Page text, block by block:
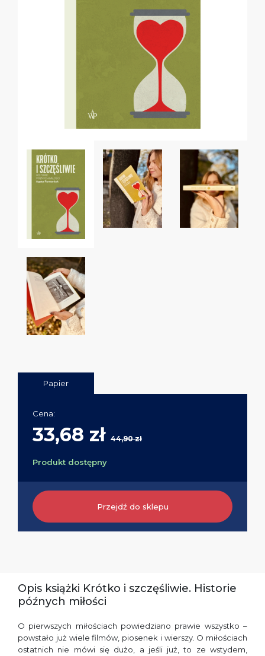
Papier
Cena:
33,68 zł 44,90 zł
Produkt dostępny
Przejdź do sklepu
Opis książki Krótko i szczęśliwie. Historie
późnych miłości
O pierwszych miłościach powiedziano prawie wszystko –
powstało już wiele filmów, piosenek i wierszy. O miłościach
ostatnich nie mówi się dużo, a jeśli już, to ze wstydem,